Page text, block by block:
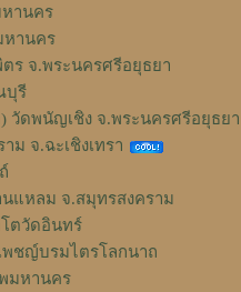
หานคร
หานคร
ร จ.พระนครศรีอยุธยา
บุรี
วัดพนัญเชิง จ.พระนครศรีอยุธยา
ม จ.ฉะเชิงเทรา
แหลม จ.สมุทรสงคราม
ตวัดอินทร์
พชญ์บรมไตรโลกนาถ
พมหานคร